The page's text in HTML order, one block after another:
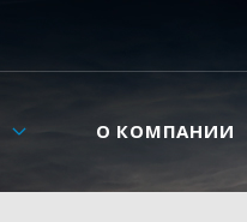
О КОМПАНИИ